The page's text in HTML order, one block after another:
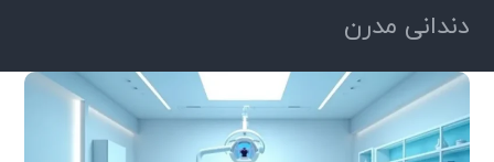
دندانی مدرن